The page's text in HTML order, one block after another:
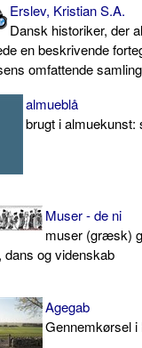
Erslev, Kristian S.A.
Dansk historiker, der
en beskrivende
omfattende
almueblå
brugt i almuekunst:
Muser - de ni
muser (græsk)
dans og videnskab
Agegab
Gennemkørsel i